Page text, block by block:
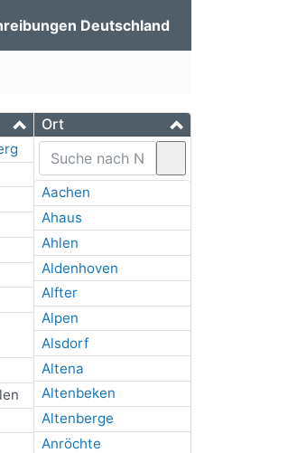
Deutschland
Ort
Aachen
Ahaus
Ahlen
Aldenhoven
Alfter
Alpen
Alsdorf
Altena
Altenbeken
Altenberge
Anröchte